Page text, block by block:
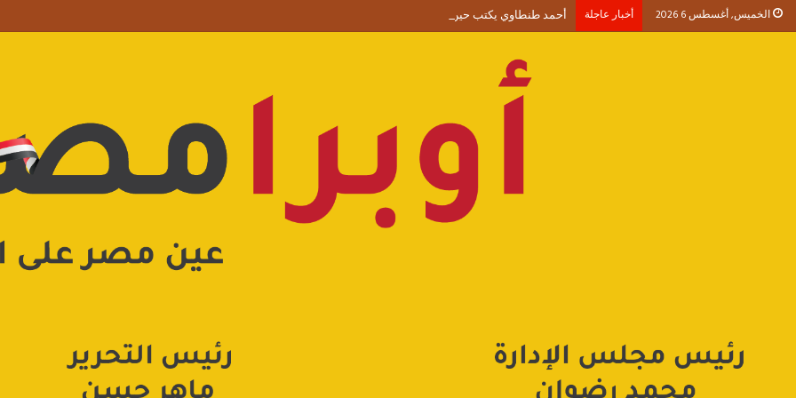
الخميس, أغسطس 6 2026 أخبار عاجلة أحمد طنطاوي يكتب حين يصبح الوجود علامة استفهام